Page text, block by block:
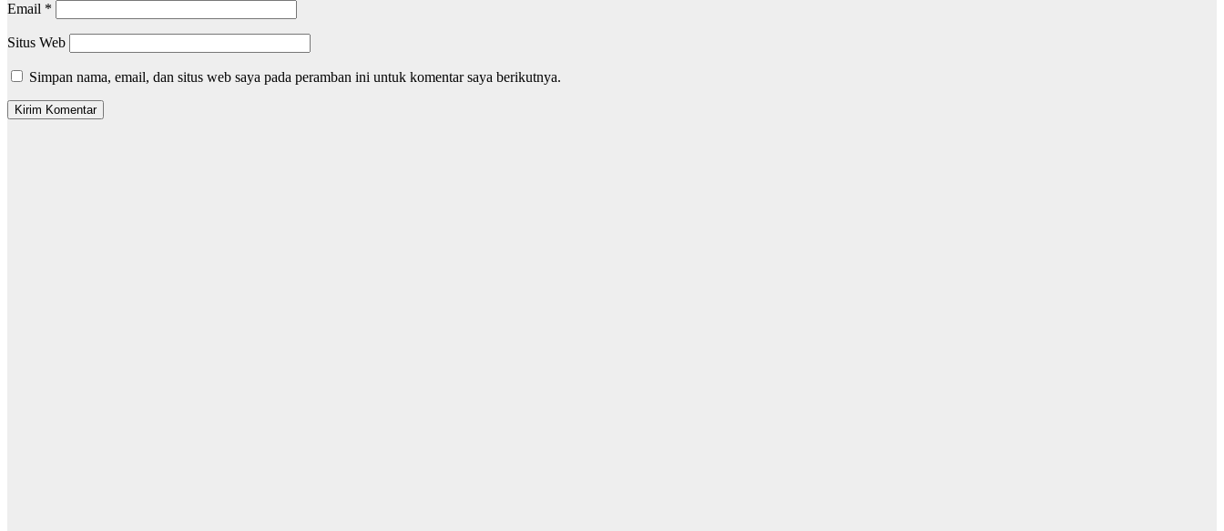
Email *
Situs Web
Simpan nama, email, dan situs web saya pada peramban ini untuk komentar saya berikutnya.